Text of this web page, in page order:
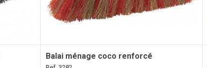
Balai ménage coco renforcé